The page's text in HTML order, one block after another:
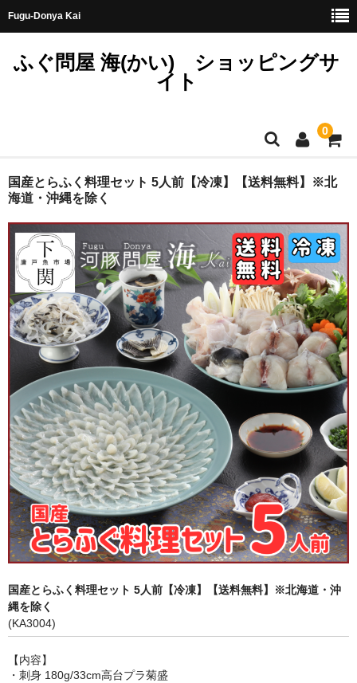
Fugu-Donya Kai
ふぐ問屋 海(かい) ショッピングサ
イト
0
ホーム
国産とらふぐ
料理セット
刺身セット
鍋セット
身欠き・白子
その他ふぐセット
薬味
キャットフード
国産とらふく料理セット 5人前【冷凍】【送料無料】※北
海道・沖縄を除く
国産とらふく料理セット 5人前【冷凍】【送料無料】※北海道・沖
縄を除く
(KA3004)
【内容】
・刺身 180g/33cm高台プラ菊盛